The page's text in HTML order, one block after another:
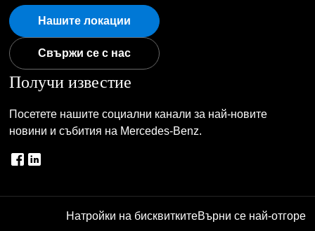
Нашите локации
Свържи се с нас
Получи известие
Посетете нашите социални канали за най-новите
новини и събития на Mercedes-Benz.
Натройки на бисквиткитеВърни се най-отгоре